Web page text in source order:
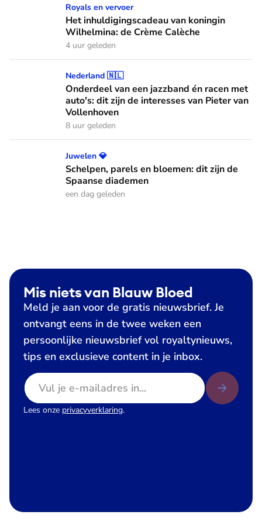
Het inhuldigingscadeau van koningin Wilhelmina: de
Royals en vervoer
Het inhuldigingscadeau van koningin
Wilhelmina: de Crème Calèche
4 uur geleden
Onderdeel van een jazzband én racen met auto's: dit zijn
Nederland 🇳🇱
Onderdeel van een jazzband én racen met
auto's: dit zijn de interesses van Pieter van
Vollenhoven
8 uur geleden
Schelpen, parels en bloemen: dit zijn de Spaanse diademen
Juwelen 💎
Schelpen, parels en bloemen: dit zijn de
Spaanse diademen
een dag geleden
Mis niets van Blauw Bloed
Meld je aan voor de gratis nieuwsbrief. Je
ontvangt eens in de twee weken een
persoonlijke nieuwsbrief vol royaltynieuws,
tips en exclusieve content in je inbox.
E-mailadres
Lees onze privacyverklaring.